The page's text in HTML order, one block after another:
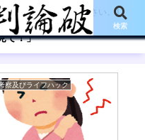
!」ボタンをご覧ください。】
て！」
察及びライフハック
検索